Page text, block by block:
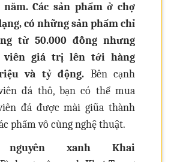
Các sản phẩm ở chợ
có những sản phẩm chỉ
từ 50.000 đồng nhưng
viên giá trị lên tới hàng
và tỷ động. Bên cạnh
đá thô, bạn có thể mua
đá được mài giũa thành
phẩm vô cùng nghệ thuật.
xanh Khai